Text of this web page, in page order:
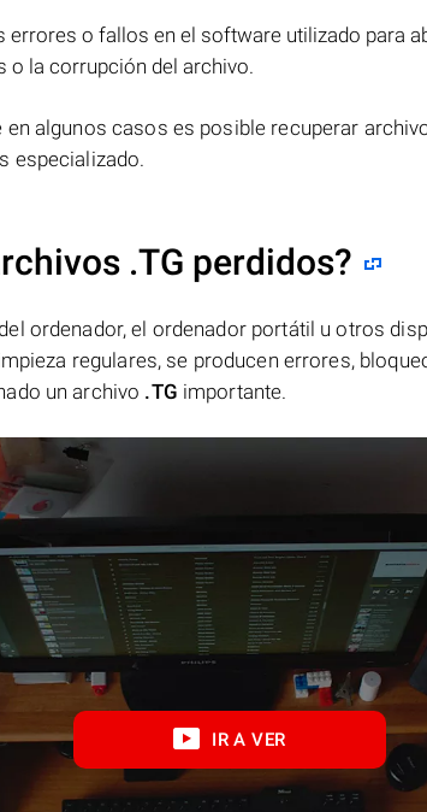
errores o fallos en el software utilizado para
o la corrupción del archivo.
en algunos casos es posible recuperar
especializado.
.TG perdidos?
ordenador, el ordenador portátil u otros
regulares, se producen errores,
un archivo .TG importante.
IR A VER